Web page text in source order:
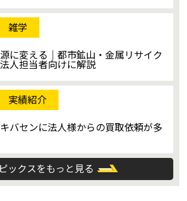
雑学
に変える｜都市鉱山・金属リサイク
人担当者向けに解説
実績紹介
キバセンに法人様からの買取依頼が多
ックスをもっと見る